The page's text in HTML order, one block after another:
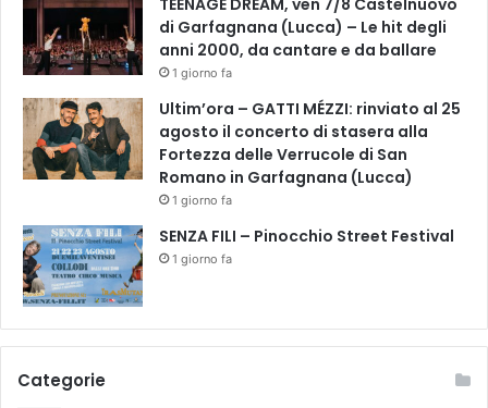
TEENAGE DREAM, ven 7/8 Castelnuovo
di Garfagnana (Lucca) – Le hit degli
anni 2000, da cantare e da ballare
1 giorno fa
Ultim’ora – GATTI MÉZZI: rinviato al 25
agosto il concerto di stasera alla
Fortezza delle Verrucole di San
Romano in Garfagnana (Lucca)
1 giorno fa
SENZA FILI – Pinocchio Street Festival
1 giorno fa
Categorie